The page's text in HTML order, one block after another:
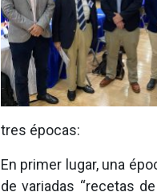
tres épocas:
En primer lugar, una
de variadas “recetas